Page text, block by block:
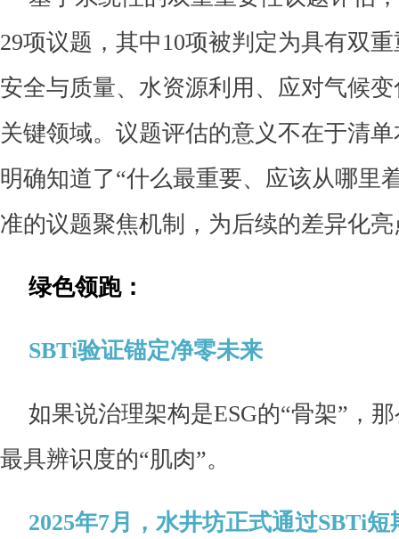
29项议题，其中10项被判定为具有双
安全与质量、水资源利用、应对气候
关键领域。议题评估的意义不在于清
明确知道了“什么最重要、应该从哪里
准的议题聚焦机制，为后续的差异化
绿色领跑：
SBTi验证锚定净零未来
如果说治理架构是ESG的“骨架”，
最具辨识度的“肌肉”。
2025年7月，水井坊正式通过SBTi